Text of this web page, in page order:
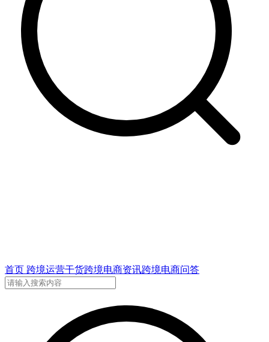
首页 跨境运营干货跨境电商资讯跨境电商问答